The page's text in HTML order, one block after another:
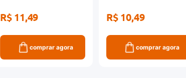
R$ 11,49
comprar agora
R$ 10,49
comprar agora